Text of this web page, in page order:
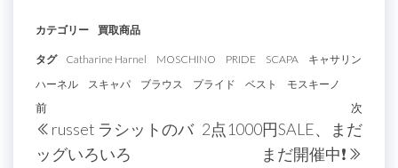
カテゴリー 買取商品
タグ Catharine Harnel MOSCHINO PRIDE SCAPA
キャサリン
ハーネル
スキャパ ブラウス プライド ベスト モスキーノ
投
稿
過
去
の
前
russet ラシットのバ
ッグいろいろ
次
次
2点1000円SALE、まだ
まだ開催中❗️